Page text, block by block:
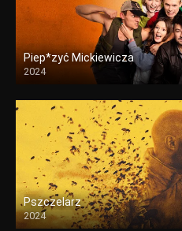
Piep*zyć Mickiewicza
2024
Pszczelarz
2024